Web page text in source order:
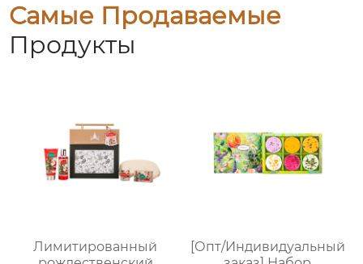
Самые Продаваемые
Продукты
Лимитированный
[Опт/Индивидуальный